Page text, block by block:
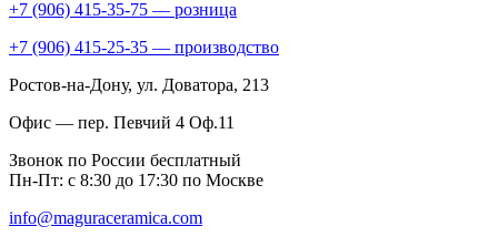
+7 (906) 415-35-75 — розница
+7 (906) 415-25-35 — производство
Ростов-на-Дону, ул. Доватора, 213
Офис — пер. Певчий 4 Оф.11
Звонок по России бесплатный
Пн-Пт: с 8:30 до 17:30 по Москве
info@maguraceramica.com